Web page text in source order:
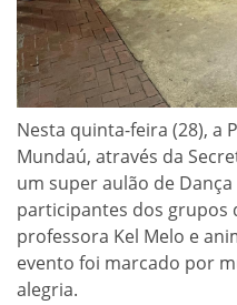
Nesta quinta-feira (28), a
Mundaú, através da
um super aulão de
participantes dos grupos
professora Kel Melo e
evento foi marcado por
alegria.